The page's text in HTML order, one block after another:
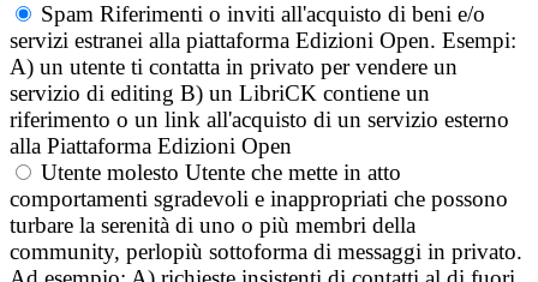
Spam Riferimenti o inviti all'acquisto di beni e/o
servizi estranei alla piattaforma Edizioni Open. Esempi:
A) un utente ti contatta in privato per vendere un
servizio di editing B) un LibriCK contiene un
riferimento o un link all'acquisto di un servizio esterno
alla Piattaforma Edizioni Open
Utente molesto Utente che mette in atto
comportamenti sgradevoli e inappropriati che possono
turbare la serenità di uno o più membri della
community, perlopiù sottoforma di messaggi in privato.